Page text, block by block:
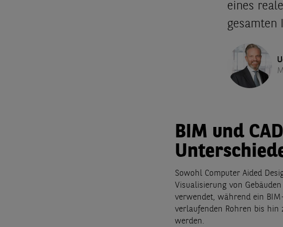
eines
gesamten
BIM und
Sowohl Computer Aided
Visualisierung von
verwendet, während ein
verlaufenden Rohren bis
werden.